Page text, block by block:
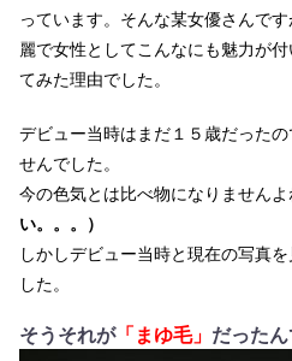
っています。そんな某女優さんで
麗で女性としてこんなにも魅力が
てみた理由でした。
デビュー当時はまだ１５歳だった
せんでした。
今の色気とは比べ物になりませんよ
い。。。）
しかしデビュー当時と現在の写真
した。
そうそれが「まゆ毛」 だったん